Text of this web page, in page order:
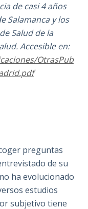
de casi 4 años
Salamanca y los
Salud de la
Accesible en:
OtrasPub
preguntas
de su
ha evolucionado
estudios
subjetivo tiene